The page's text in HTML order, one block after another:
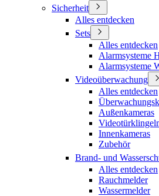
Sicherheit
Alles entdecken
Sets
Alles entdecken
Alarmsysteme
Alarmsysteme
Videoüberwachung
Alles entdecken
Außenkameras
Innenkameras
Zubehör
Brand- und
Alles entdecken
Rauchmelder
Wassermelder